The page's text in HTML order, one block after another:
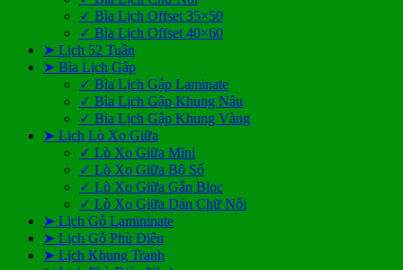
✓ Bìa Lịch Offset 35×50
✓ Bìa Lịch Offset 40×60
➤ Lịch 52 Tuần
➤ Bìa Lịch Gập
✓ Bìa Lịch Gập Laminate
✓ Bìa Lịch Gập Khung Nâu
✓ Bìa Lịch Gập Khung Vàng
➤ Lịch Lò Xo Giữa
✓ Lò Xo Giữa Mini
✓ Lò Xo Giữa Bộ Số
✓ Lò Xo Giữa Gắn Bloc
✓ Lò Xo Giữa Dán Chữ Nổi
➤ Lịch Gỗ Lamininate
➤ Lịch Gỗ Phù Điêu
➤ Lịch Khung Tranh